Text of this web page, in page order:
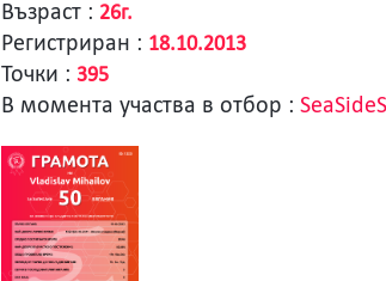
Възраст : 26г.
Регистриран : 18.10.2013
Точки : 395
В момента участва в отбор :